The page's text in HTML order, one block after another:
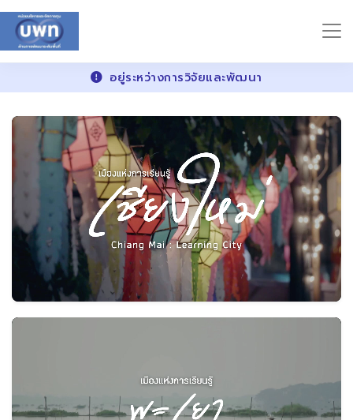
อยู่ระหว่างการวิจัยและพัฒนา